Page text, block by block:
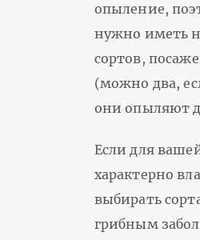
опыление,
нужно иметь
сортов,
(можно два,
они опыляют
Если для
характерно
выбирать
грибным